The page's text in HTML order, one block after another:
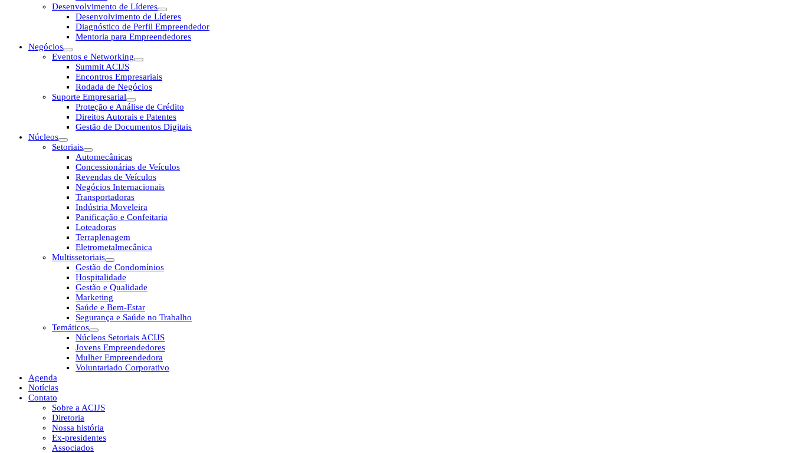
Desenvolvimento de Líderes
Desenvolvimento de Líderes
Diagnóstico de Perfil Empreendedor
Mentoria para Empreendedores
Negócios
Eventos e Networking
Summit ACIJS
Encontros Empresariais
Rodada de Negócios
Suporte Empresarial
Proteção e Análise de Crédito
Direitos Autorais e Patentes
Gestão de Documentos Digitais
Núcleos
Setoriais
Automecânicas
Concessionárias de Veículos
Revendas de Veículos
Negócios Internacionais
Transportadoras
Indústria Moveleira
Panificação e Confeitaria
Loteadoras
Terraplenagem
Eletrometalmecânica
Multissetoriais
Gestão de Condomínios
Hospitalidade
Gestão e Qualidade
Marketing
Saúde e Bem-Estar
Segurança e Saúde no Trabalho
Temáticos
Núcleos Setoriais ACIJS
Jovens Empreendedores
Mulher Empreendedora
Voluntariado Corporativo
Agenda
Notícias
Contato
Sobre a ACIJS
Diretoria
Nossa história
Ex-presidentes
Associados